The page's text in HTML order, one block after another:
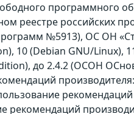
реестре
№5913), ОС ОН
10 (Debian GNU/Linux),
до 2.4.2 (ОСОН
рекомендаций